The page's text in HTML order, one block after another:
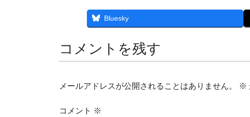
Bluesky
コメントを残す
メールアドレスが公開されることはありません。 ※
コメント ※